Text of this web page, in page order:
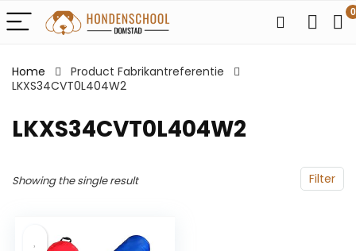
0
Home
Product Fabrikantreferentie
LKXS34CVT0L404W2
LKXS34CVT0L404W2
Filter
Showing the single result